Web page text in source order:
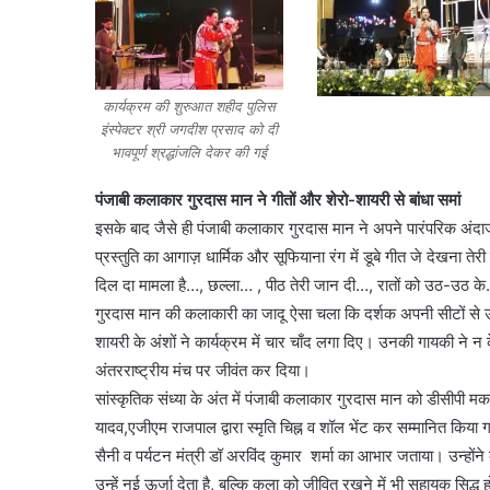
कार्यक्रम की शुरुआत शहीद पुलिस
इंस्पेक्टर श्री जगदीश प्रसाद को दी
भावपूर्ण श्रद्धांजलि देकर की गई
पंजाबी कलाकार गुरदास मान ने गीतों और शेरो-शायरी से बांधा समां
इसके बाद जैसे ही पंजाबी कलाकार गुरदास मान ने अपने पारंपरिक
प्रस्तुति का आगाज़ धार्मिक और सूफियाना रंग में डूबे गीत जे देखना
दिल दा मामला है…, छल्ला… , पीठ तेरी जान दी…, रातों को उठ-
गुरदास मान की कलाकारी का जादू ऐसा चला कि दर्शक अपनी सीटों
शायरी के अंशों ने कार्यक्रम में चार चाँद लगा दिए। उनकी गायकी ने
अंतरराष्ट्रीय मंच पर जीवंत कर दिया।
सांस्कृतिक संध्या के अंत में पंजाबी कलाकार गुरदास मान को डीसीपी
यादव,एजीएम राजपाल द्वारा स्मृति चिह्न व शॉल भेंट कर सम्मानित
सैनी व पर्यटन मंत्री डॉ अरविंद कुमार शर्मा का आभार जताया। उन्होंने
उन्हें नई ऊर्जा देता है, बल्कि कला को जीवित रखने में भी सहायक सिद्ध